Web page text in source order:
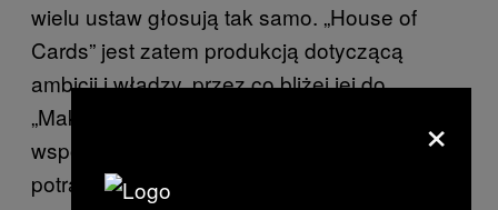
wielu ustaw głosują tak samo. „House of
Cards” jest zatem produkcją dotyczącą
ambicji i władzy, przez co bliżej jej do
„Makbeta” Williama Szekspira, niż do realiów
współczesnej polityki. Jeśli właśnie tak
potraktuje się serial, a nie jako odwzorowanie
×